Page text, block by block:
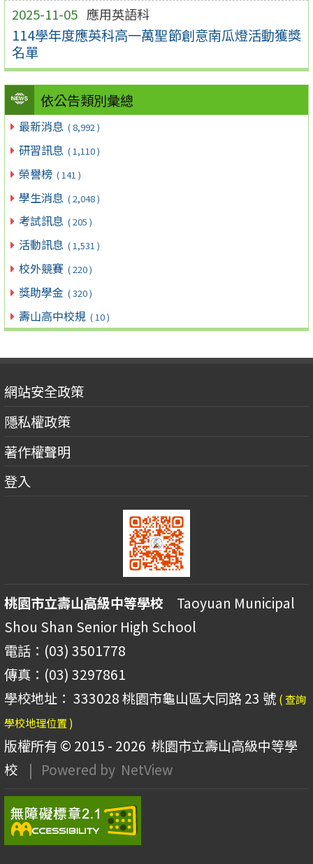
2025-11-05 應用英語科
114學年度應英科高一萬聖節創意南瓜燈活動獲獎
名單
依公告類別彙總
最新消息 ( 8,992 )
研習訊息 ( 1,110 )
榮譽榜 ( 141 )
學生消息 ( 2,048 )
考試訊息 ( 205 )
活動訊息 ( 1,531 )
校外競賽 ( 220 )
獎助學金 ( 320 )
壽山高中校規 ( 10 )
網站安全政策
隱私權政策
著作權聲明
登入
桃園市立壽山高級中等學校 Taoyuan Municipal
Shou Shan Senior High School
電話：(03) 3501778
傳真：(03) 3297861
學校地址： 333028 桃園市龜山區大同路 23 號 ( 查詢
學校地理位置 )
版權所有 © 2015 - 2026 桃園市立壽山高級中等學
校
| Powered by NetView